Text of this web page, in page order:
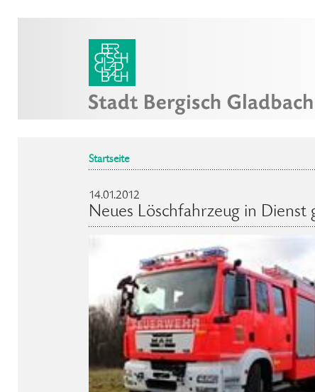
Startseite
14.01.2012
Neues Löschfahrzeug in Dienst